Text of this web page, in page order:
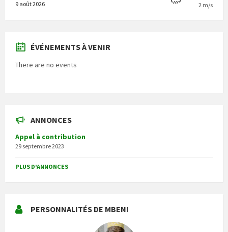
9 août 2026 2 m/s
ÉVÉNEMENTS À VENIR
There are no events
ANNONCES
Appel à contribution
29 septembre 2023
PLUS D'ANNONCES
PERSONNALITÉS DE MBENI